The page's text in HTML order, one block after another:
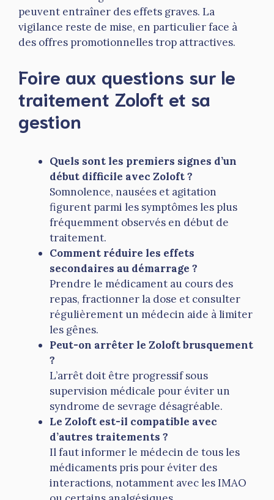
peuvent entraîner des effets graves. La
vigilance reste de mise, en particulier face à
des offres promotionnelles trop attractives.
Foire aux questions sur le
traitement Zoloft et sa
gestion
Quels sont les premiers signes d’un
début difficile avec Zoloft ?
Somnolence, nausées et agitation
figurent parmi les symptômes les plus
fréquemment observés en début de
traitement.
Comment réduire les effets
secondaires au démarrage ?
Prendre le médicament au cours des
repas, fractionner la dose et consulter
régulièrement un médecin aide à limiter
les gênes.
Peut-on arrêter le Zoloft brusquement
?
L’arrêt doit être progressif sous
supervision médicale pour éviter un
syndrome de sevrage désagréable.
Le Zoloft est-il compatible avec
d’autres traitements ?
Il faut informer le médecin de tous les
médicaments pris pour éviter des
interactions, notamment avec les IMAO